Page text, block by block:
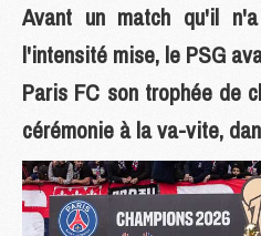
Avant un match qu'il
l'intensité mise, le PSG
Paris FC son trophée de
cérémonie à la va-vite,